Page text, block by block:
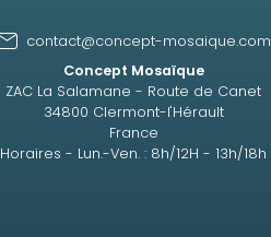
contact@concept-mosaique.com
Concept Mosaïque
ZAC La Salamane - Route de Canet
34800 Clermont-l'Hérault
France
Horaires - Lun.-Ven. : 8h/12H - 13h/18h